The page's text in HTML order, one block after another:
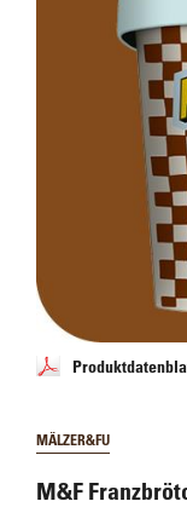
MÄLZER&FU
M&F